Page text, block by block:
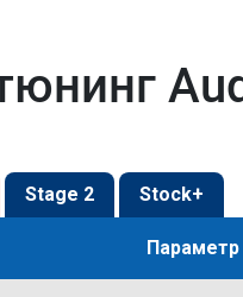
Stage 2 Stock+
Параметр